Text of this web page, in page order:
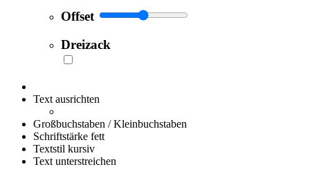
Offset
Dreizack
Text ausrichten
Großbuchstaben / Kleinbuchstaben
Schriftstärke fett
Textstil kursiv
Text unterstreichen